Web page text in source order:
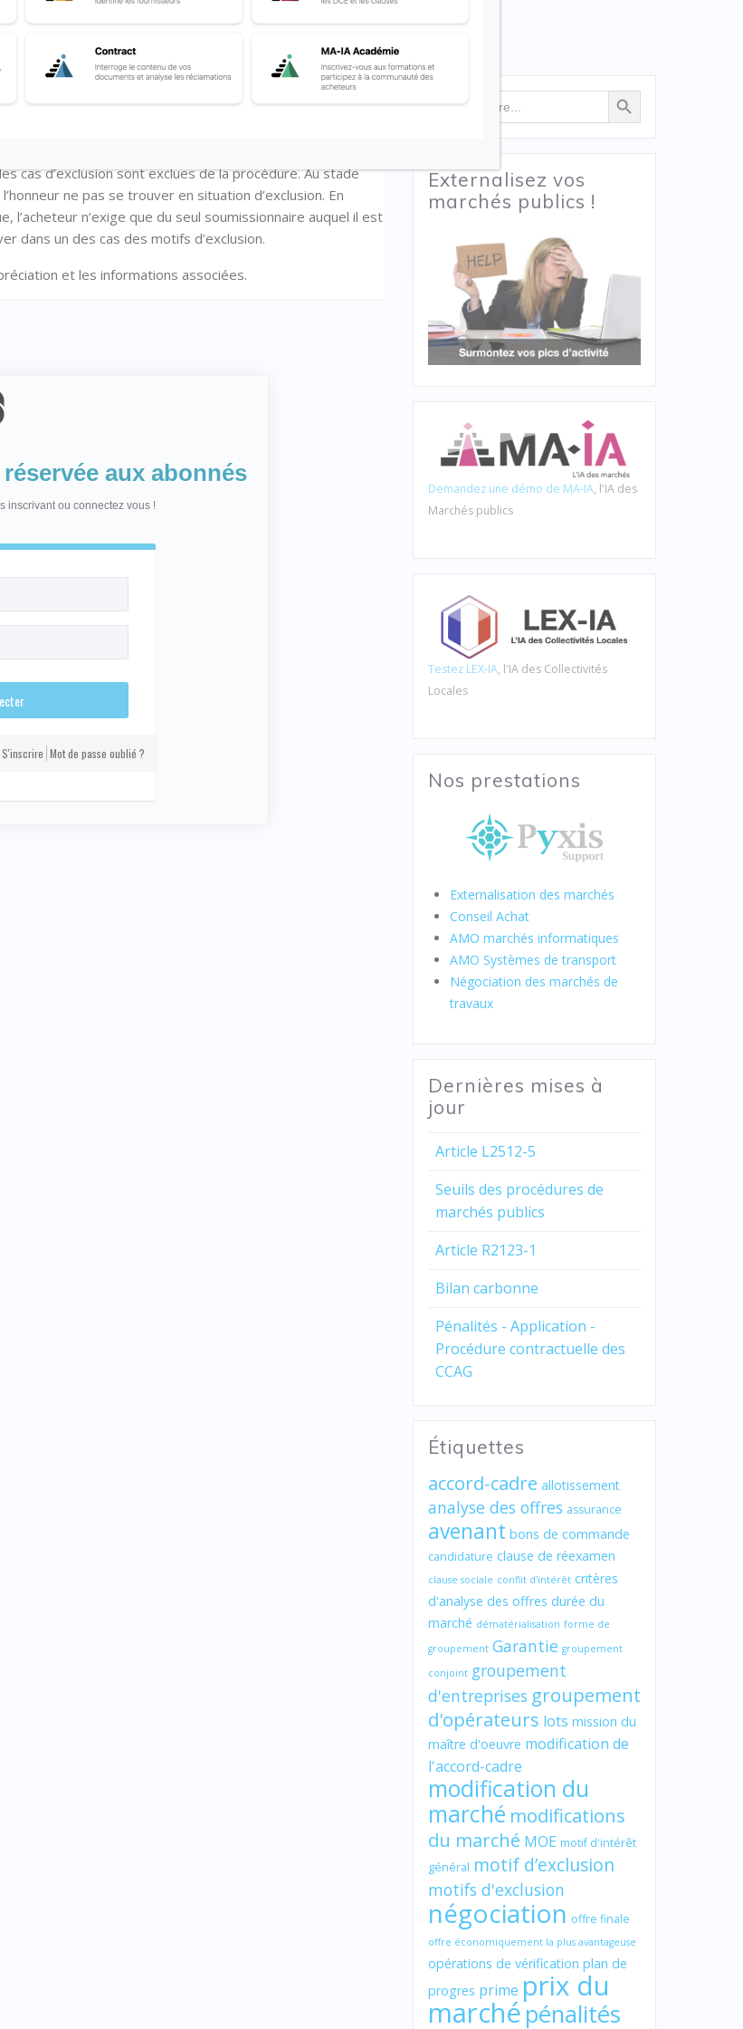
d’exclusion
relative aux exclusions de plein droit et aux exclusions à
cas d’exclusion sont exclues de la procédure. Au stade
ne pas se trouver en situation d’exclusion. En
l’acheteur n’exige que du seul soumissionnaire auquel il est
dans un des cas des motifs d’exclusion.
et les informations associées.
aux abonnés
inscrivant ou connectez vous !
S'inscrire Mot de passe oublié ?
for:
Search Button
Externalisez vos
marchés publics !
Demandez une démo de MA-IA, l'IA des
Marchés publics
Testez LEX-IA, l'IA des Collectivités
Locales
Nos prestations
Externalisation des marchés
Conseil Achat
AMO marchés informatiques
AMO Systèmes de transport
Négociation des marchés de
travaux
Dernières mises à
jour
Article L2512-5
Seuils des procédures de
marchés publics
Article R2123-1
Bilan carbonne
Pénalités - Application -
Procédure contractuelle des
CCAG
Étiquettes
accord-cadre allotissement
analyse des offres assurance
avenant bons de commande
candidature clause de réexamen
clause sociale conflit d'intérêt critères
d'analyse des offres durée du
marché dématérialisation forme de
groupement Garantie groupement
conjoint groupement
d'entreprises groupement
d'opérateurs lots mission du
maître d'oeuvre modification de
l'accord-cadre
modification du
marché modifications
du marché MOE motif d'intérêt
général motif d’exclusion
motifs d'exclusion
négociation offre finale
offre économiquement la plus avantageuse
opérations de vérification plan de
progres prime prix du
marché pénalités